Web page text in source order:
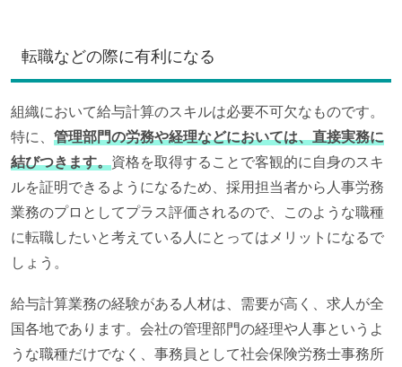
転職などの際に有利になる
組織において給与計算のスキルは必要不可欠なものです。
特に、 管理部門の労務や経理などにおいては、直接実務に
結びつきます。資格を取得することで客観的に自身のスキ
ルを証明できるようになるため、採用担当者から人事労務
業務のプロとしてプラス評価されるので、このような職種
に転職したいと考えている人にとってはメリットになるで
しょう。
給与計算業務の経験がある人材は、需要が高く、求人が全
国各地であります。会社の管理部門の経理や人事というよ
うな職種だけでなく、事務員として社会保険労務士事務所